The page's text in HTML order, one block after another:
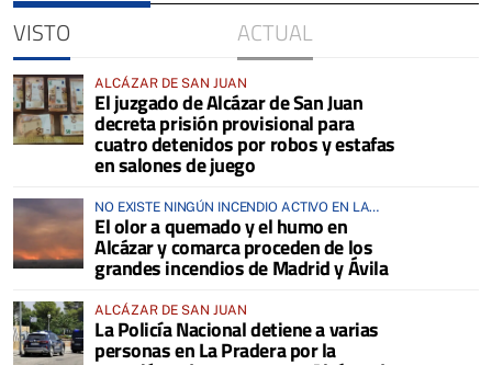
VISTO ACTUAL
ALCÁZAR DE SAN JUAN
El juzgado de Alcázar de San Juan
decreta prisión provisional para
cuatro detenidos por robos y estafas
en salones de juego
NO EXISTE NINGÚN INCENDIO ACTIVO EN LA
COMARCA
El olor a quemado y el humo en
Alcázar y comarca proceden de los
grandes incendios de Madrid y Ávila
ALCÁZAR DE SAN JUAN
La Policía Nacional detiene a varias
personas en La Pradera por la